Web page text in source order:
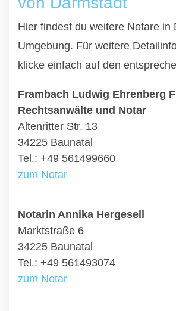
Hier findest du weitere Notare in
Umgebung. Für weitere
klicke einfach auf den
Frambach Ludwig Ehrenberg
Rechtsanwälte und Notar
Altenritter Str. 13
34225 Baunatal
Tel.: +49 561499660
zum Notar
Notarin Annika Hergesell
Marktstraße 6
34225 Baunatal
Tel.: +49 561493074
zum Notar